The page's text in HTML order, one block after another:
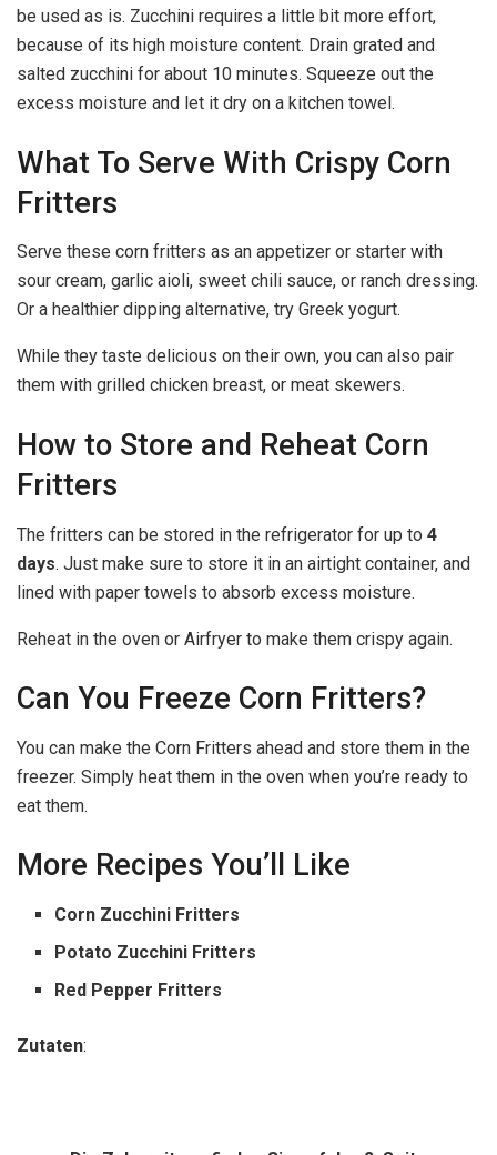
be used as is. Zucchini requires a little bit more effort,
because of its high moisture content. Drain grated and
salted zucchini for about 10 minutes. Squeeze out the
excess moisture and let it dry on a kitchen towel.
What To Serve With Crispy Corn
Fritters
Serve these corn fritters as an appetizer or starter with
sour cream, garlic aioli, sweet chili sauce, or ranch dressing.
Or a healthier dipping alternative, try Greek yogurt.
While they taste delicious on their own, you can also pair
them with grilled chicken breast, or meat skewers.
How to Store and Reheat Corn
Fritters
The fritters can be stored in the refrigerator for up to 4
days. Just make sure to store it in an airtight container, and
lined with paper towels to absorb excess moisture.
Reheat in the oven or Airfryer to make them crispy again.
Can You Freeze Corn Fritters?
You can make the Corn Fritters ahead and store them in the
freezer. Simply heat them in the oven when you’re ready to
eat them.
More Recipes You’ll Like
Corn Zucchini Fritters
Potato Zucchini Fritters
Red Pepper Fritters
Zutaten: